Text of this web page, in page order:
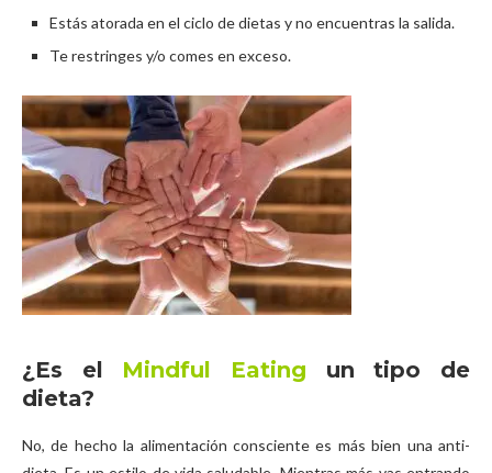
Estás atorada en el ciclo de dietas y no encuentras la salida.
Te restringes y/o comes en exceso.
¿Es el Mindful Eating un tipo de
dieta?
No, de hecho la alimentación consciente es más bien una anti-